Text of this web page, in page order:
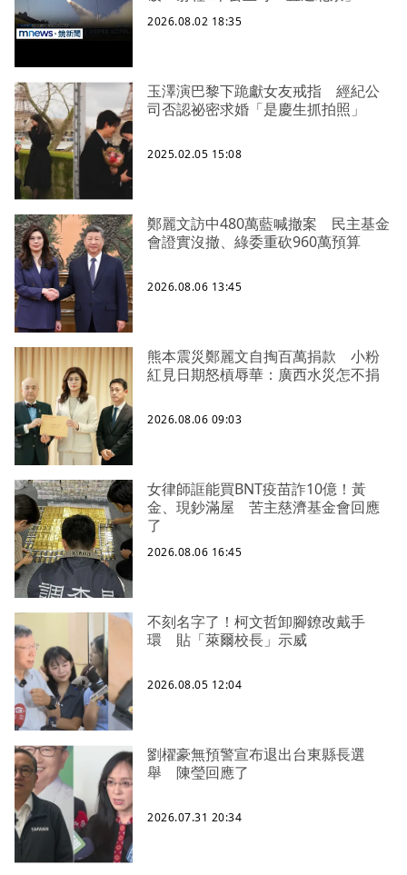
2026.08.02 18:35
玉澤演巴黎下跪獻女友戒指 經紀公
司否認祕密求婚「是慶生抓拍照」
2025.02.05 15:08
鄭麗文訪中480萬藍喊撤案 民主基金
會證實沒撤、綠委重砍960萬預算
2026.08.06 13:45
熊本震災鄭麗文自掏百萬捐款 小粉
紅見日期怒槓辱華：廣西水災怎不捐
2026.08.06 09:03
女律師誆能買BNT疫苗詐10億！黃
金、現鈔滿屋 苦主慈濟基金會回應
了
2026.08.06 16:45
不刻名字了！柯文哲卸腳鐐改戴手
環 貼「萊爾校長」示威
2026.08.05 12:04
劉櫂豪無預警宣布退出台東縣長選
舉 陳瑩回應了
2026.07.31 20:34